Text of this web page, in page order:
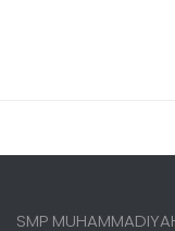
SMP